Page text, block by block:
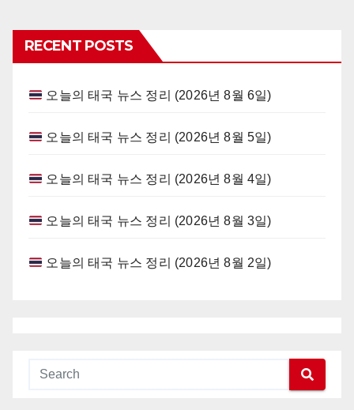
RECENT POSTS
오늘의 태국 뉴스 정리 (2026년 8월 6일)
오늘의 태국 뉴스 정리 (2026년 8월 5일)
오늘의 태국 뉴스 정리 (2026년 8월 4일)
오늘의 태국 뉴스 정리 (2026년 8월 3일)
오늘의 태국 뉴스 정리 (2026년 8월 2일)